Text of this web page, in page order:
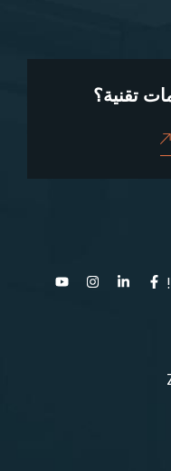
تقنية؟